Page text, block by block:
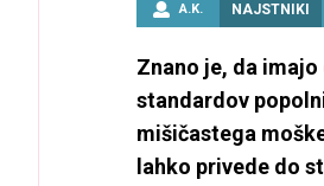
A.K. NAJSTNIKI
Znano je, da
standardov
mišičastega
lahko privede do